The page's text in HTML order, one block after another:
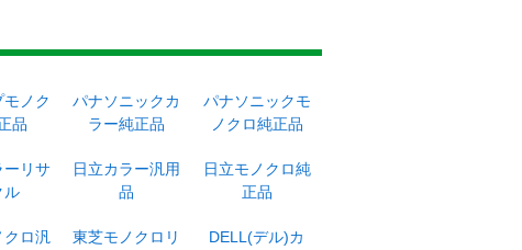
モノク
品
パナソニックカ
ラー純正品
パナソニックモ
ノクロ純正品
ーリサ
ル
日立カラー汎用
品
日立モノクロ純
正品
クロ汎
東芝モノクロリ
DELL(デル)カ